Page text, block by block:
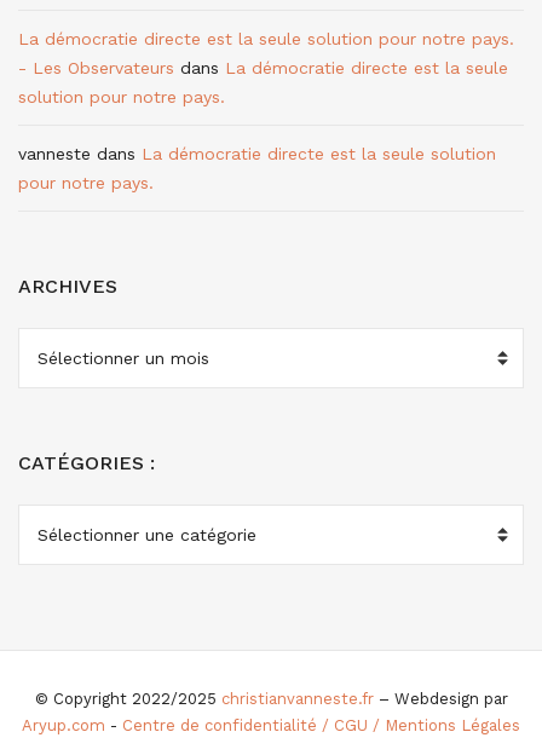
La démocratie directe est la seule solution pour notre pays.
- Les Observateurs dans La démocratie directe est la seule
solution pour notre pays.
vanneste dans La démocratie directe est la seule solution
pour notre pays.
ARCHIVES
ARCHIVES
CATÉGORIES :
CATÉGORIES
© Copyright 2022/2025 christianvanneste.fr– Webdesign par
Aryup.com - Centre de confidentialité / CGU / Mentions Légales